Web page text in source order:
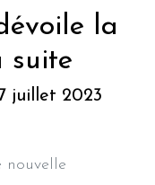
la
suite
juillet 2023
nouvelle